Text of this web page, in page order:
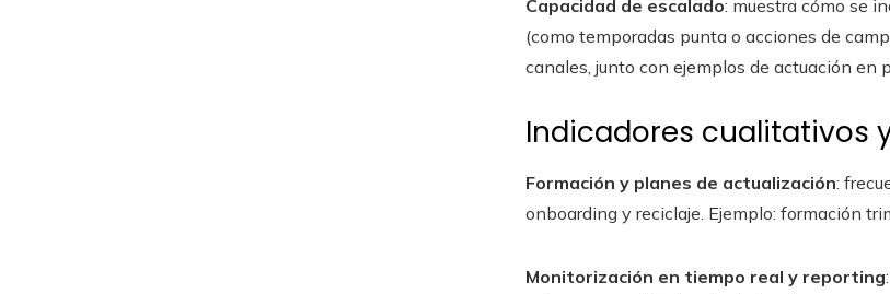
Capacidad de escalado: muestra cómo se
(como temporadas punta o acciones de
canales, junto con ejemplos de actuación en
Indicadores cualitativos
Formación y planes de actualización:
onboarding y reciclaje. Ejemplo: formación
Monitorización en tiempo real y reporting